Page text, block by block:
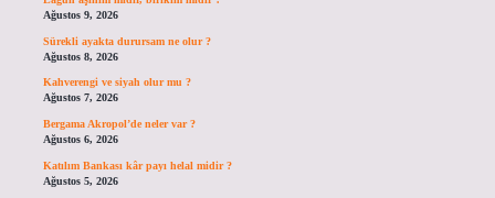
Ağustos 9, 2026
Sürekli ayakta durursam ne olur ?
Ağustos 8, 2026
Kahverengi ve siyah olur mu ?
Ağustos 7, 2026
Bergama Akropol’de neler var ?
Ağustos 6, 2026
Katılım Bankası kâr payı helal midir ?
Ağustos 5, 2026